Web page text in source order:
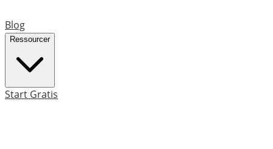
Blog
Ressourcer
Start Gratis